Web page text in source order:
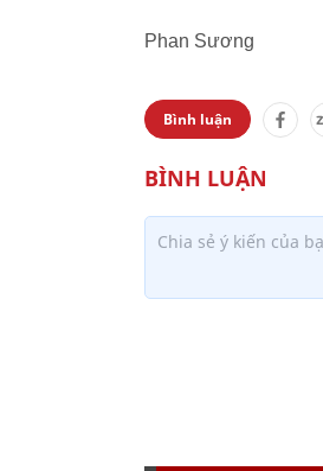
Phan Sương
Bình luận